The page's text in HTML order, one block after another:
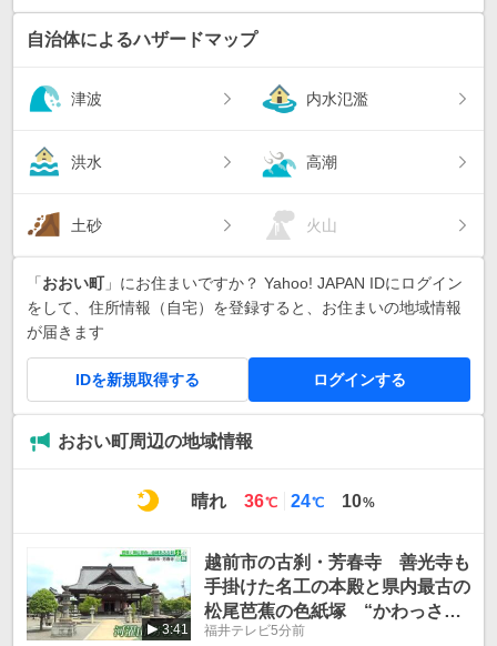
自治体によるハザードマップ
津波 内水氾濫
洪水 高潮
土砂 火山
「おおい町」にお住まいですか？ Yahoo! JAPAN IDにログイン
をして、住所情報（自宅）を登録すると、お住まいの地域情報
が届きます
IDを新規取得する ログインする
おおい町周辺の地域情報
晴れ
最
温
36℃
最
温
24℃ 10%
3:41
越前市の古刹・芳春寺 善光寺も
手掛けた名工の本殿と県内最古の
松尾芭蕉の色紙塚 “かわっさ
ん"で親しまれる神仏習合の寺
福井テレビ5分前